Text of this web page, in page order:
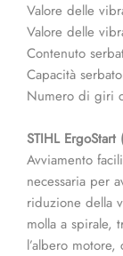
Valore delle
Valore delle
Contenuto
Capacità
Numero di giri
STIHL ErgoStart
Avviamento
necessaria per
riduzione della
molla a spirale,
l’albero